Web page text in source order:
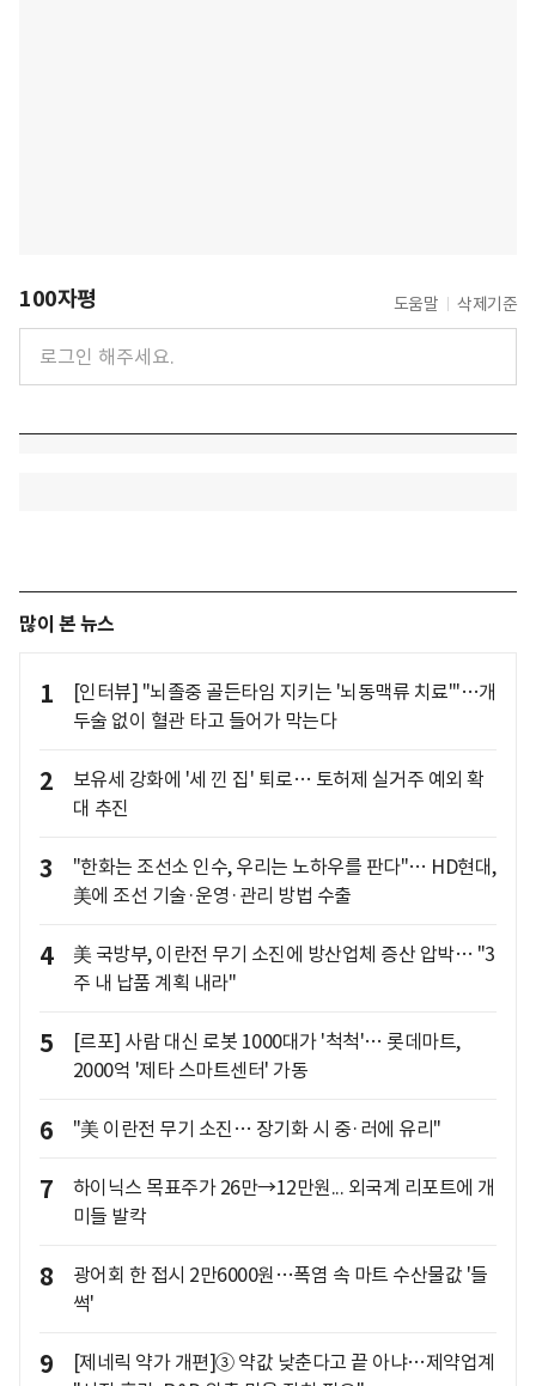
100자평 도움말 삭제기준
많이 본 뉴스
1
[인터뷰] "뇌졸중 골든타임 지키는 '뇌동맥류 치료'"…개
두술 없이 혈관 타고 들어가 막는다
2
보유세 강화에 '세 낀 집' 퇴로… 토허제 실거주 예외 확
대 추진
3
"한화는 조선소 인수, 우리는 노하우를 판다"… HD현대,
美에 조선 기술·운영·관리 방법 수출
4
美 국방부, 이란전 무기 소진에 방산업체 증산 압박… "3
주 내 납품 계획 내라"
5
[르포] 사람 대신 로봇 1000대가 '척척'… 롯데마트,
2000억 '제타 스마트센터' 가동
6 "美 이란전 무기 소진… 장기화 시 중·러에 유리"
7
하이닉스 목표주가 26만→12만원... 외국계 리포트에 개
미들 발칵
8
광어회 한 접시 2만6000원…폭염 속 마트 수산물값 '들
썩'
9
[제네릭 약가 개편]③ 약값 낮춘다고 끝 아냐…제약업계